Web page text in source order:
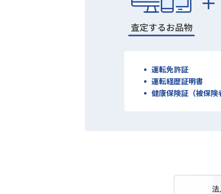
運転免許証
運転経歴証明書
健康保険証（被保